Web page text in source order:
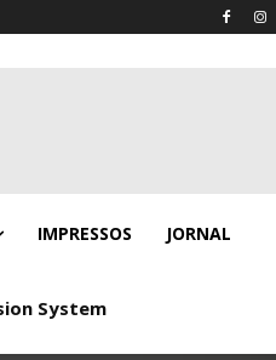
IMPRESSOS JORNAL
System